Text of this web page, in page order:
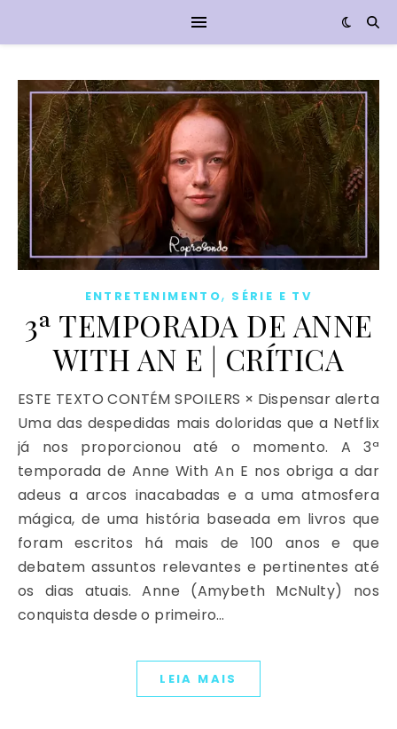
ENTRETENIMENTO, SÉRIE E TV
3ª TEMPORADA DE ANNE
WITH AN E | CRÍTICA
ESTE TEXTO CONTÉM SPOILERS​ × Dispensar alerta
Uma das despedidas mais doloridas que a Netflix
já nos proporcionou até o momento. A 3ª
temporada de Anne With An E nos obriga a dar
adeus a arcos inacabadas e a uma atmosfera
mágica, de uma história baseada em livros que
foram escritos há mais de 100 anos e que
debatem assuntos relevantes e pertinentes até
os dias atuais. Anne (Amybeth McNulty) nos
conquista desde o primeiro…
LEIA MAIS